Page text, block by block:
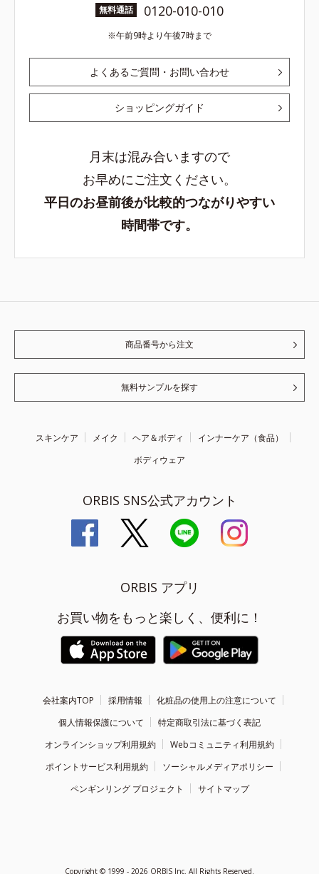
無料通話 0120-010-010
午前9時より午後7時まで
よくあるご質問・お問い合わせ
ショッピングガイド
月末は混み合いますので
お早めにご注文ください。
平日のお昼前後が比較的つながりやすい
時間帯です。
商品番号から注文
無料サンプルを探す
スキンケア メイク ヘア＆ボディ
インナーケア（食品）
ボディウェア
ORBIS SNS公式アカウント
ORBIS アプリ
お買い物をもっと楽しく、便利に！
会社案内TOP 採用情報
化粧品の使用上の注意について
個人情報保護について
特定商取引法に基づく表記
オンラインショップ利用規約
Webコミュニティ利用規約
ポイントサービス利用規約
ソーシャルメディアポリシー
ペンギンリング プロジェクト
サイトマップ
Copyright © 1999 - 2026 ORBIS Inc. All Rights Reserved.